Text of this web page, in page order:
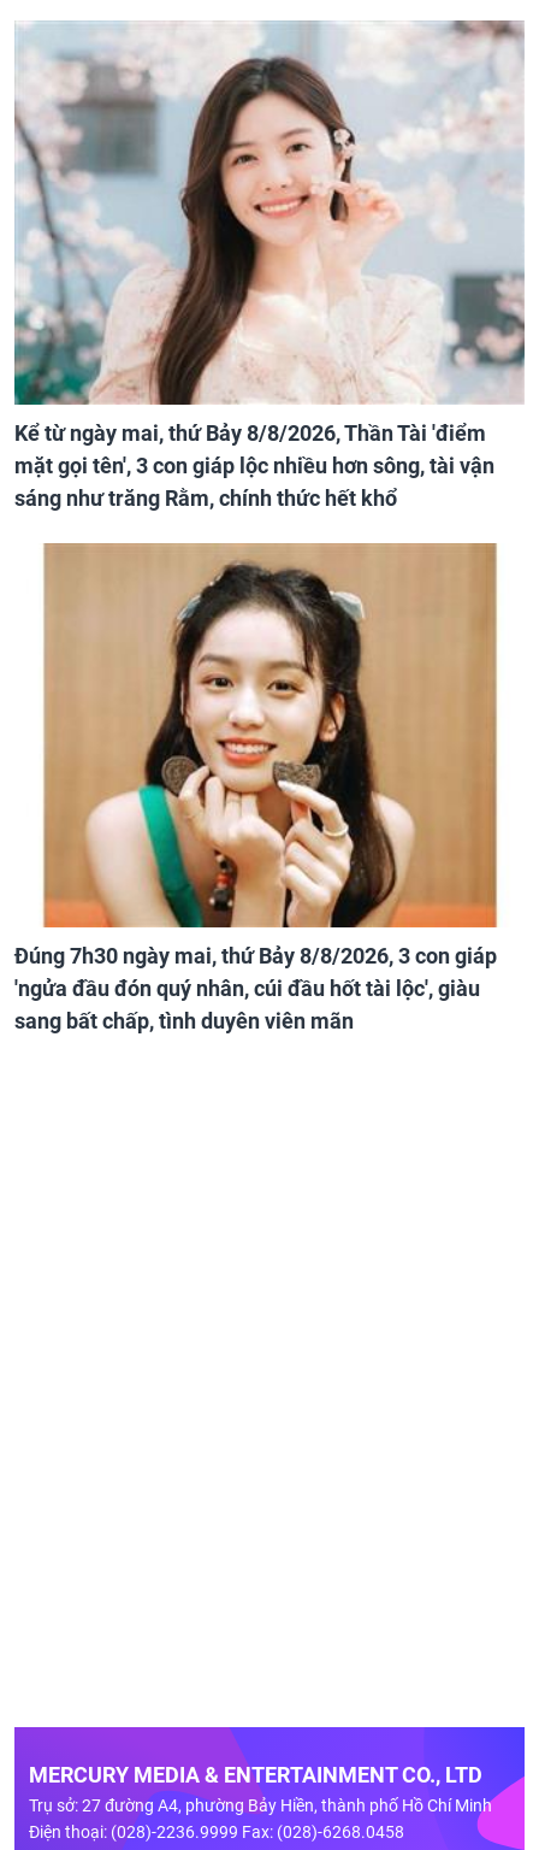
Kể từ ngày mai, thứ Bảy 8/8/2026, Thần Tài 'điểm
mặt gọi tên', 3 con giáp lộc nhiều hơn sông, tài vận
sáng như trăng Rằm, chính thức hết khổ
Đúng 7h30 ngày mai, thứ Bảy 8/8/2026, 3 con giáp
'ngửa đầu đón quý nhân, cúi đầu hốt tài lộc', giàu
sang bất chấp, tình duyên viên mãn
MERCURY MEDIA & ENTERTAINMENT CO., LTD
Trụ sở: 27 đường A4, phường Bảy Hiền, thành phố Hồ Chí Minh
Điện thoại: (028)-2236.9999 Fax: (028)-6268.0458